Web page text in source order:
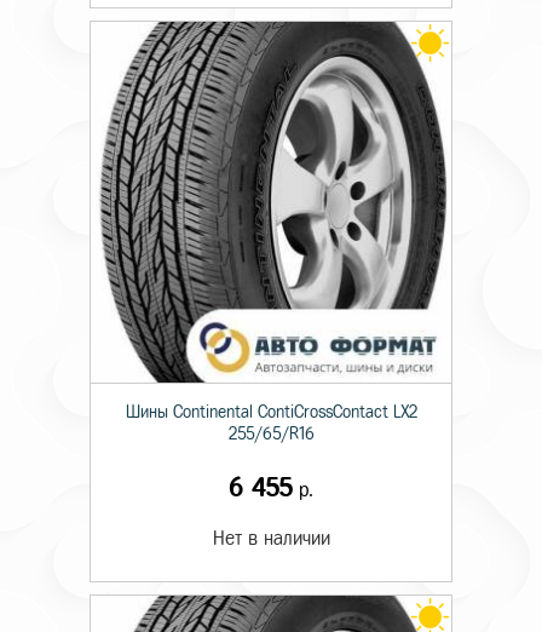
Шины Continental ContiCrossContact LX2
255/65/R16
6 455 р.
Нет в наличии